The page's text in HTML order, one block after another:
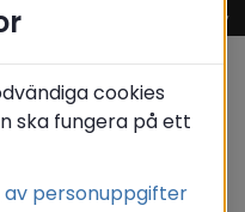
Meny
Psykisk ohälsa
cookies
ska fungera på ett
av personuppgifter